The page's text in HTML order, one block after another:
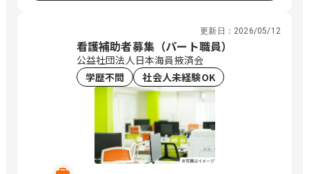
更新日： 2026/05/12
看護補助者募集（パート職員）
公益社団法人日本海員掖済会
学歴不問
社会人未経験OK